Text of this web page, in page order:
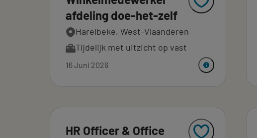
afdeling doe-het-zelf
Harelbeke, West-Vlaanderen
Tijdelijk met uitzicht op vast
16 Juni 2026
HR Officer & Office